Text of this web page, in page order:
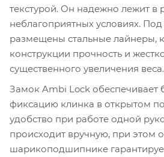
текстурой. Он надежно лежит в
неблагоприятных условиях.
размещены стальные лайнеры,
конструкции прочность и
существенного увеличения веса.
Замок Ambi Lock обеспечивает
фиксацию клинка в открытом
удобство при работе одной
происходит вручную, при этом
шарикоподшипнике